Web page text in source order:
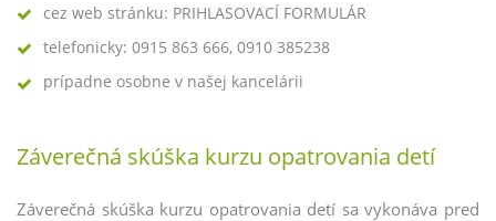
cez web stránku: PRIHLASOVACÍ FORMULÁR
telefonicky: 0915 863 666, 0910 385238
prípadne osobne v našej kancelárii
Záverečná skúška kurzu opatrovania detí
Záverečná skúška kurzu opatrovania detí sa vykonáva pred